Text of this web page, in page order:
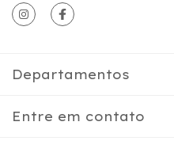
Departamentos
Entre em contato